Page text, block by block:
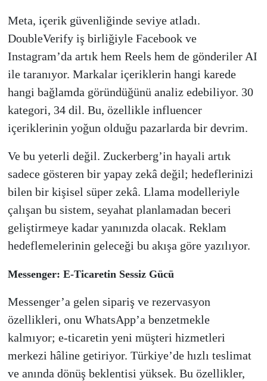
Meta, içerik güvenliğinde seviye atladı.
DoubleVerify iş birliğiyle Facebook ve
Instagram’da artık hem Reels hem de gönderiler AI
ile taranıyor. Markalar içeriklerin hangi karede
hangi bağlamda göründüğünü analiz edebiliyor. 30
kategori, 34 dil. Bu, özellikle influencer
içeriklerinin yoğun olduğu pazarlarda bir devrim.
Ve bu yeterli değil. Zuckerberg’in hayali artık
sadece gösteren bir yapay zekâ değil; hedeflerinizi
bilen bir kişisel süper zekâ. Llama modelleriyle
çalışan bu sistem, seyahat planlamadan beceri
geliştirmeye kadar yanınızda olacak. Reklam
hedeflemelerinin geleceği bu akışa göre yazılıyor.
Messenger: E-Ticaretin Sessiz Gücü
Messenger’a gelen sipariş ve rezervasyon
özellikleri, onu WhatsApp’a benzetmekle
kalmıyor; e-ticaretin yeni müşteri hizmetleri
merkezi hâline getiriyor. Türkiye’de hızlı teslimat
ve anında dönüş beklentisi yüksek. Bu özellikler,